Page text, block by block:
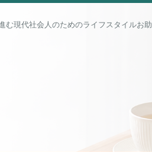
む現代社会人のためのライフスタイルお助